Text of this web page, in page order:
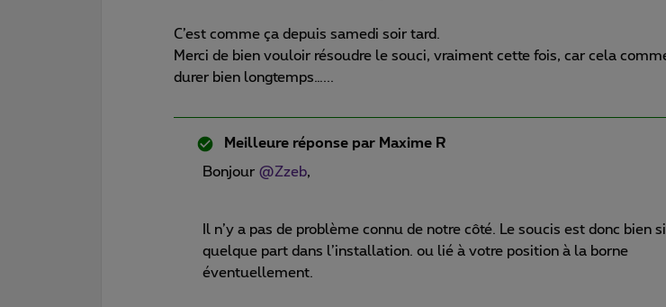
C’est comme ça depuis samedi soir tard.
Merci de bien vouloir résoudre le souci, vraiment cette fois, car cela
durer bien longtemps…...
Meilleure réponse par Maxime R
Bonjour ​ @Zzeb,
Il n’y a pas de problème connu de notre côté. Le soucis est donc bien
quelque part dans l’installation. ou lié à votre position à la borne
éventuellement.